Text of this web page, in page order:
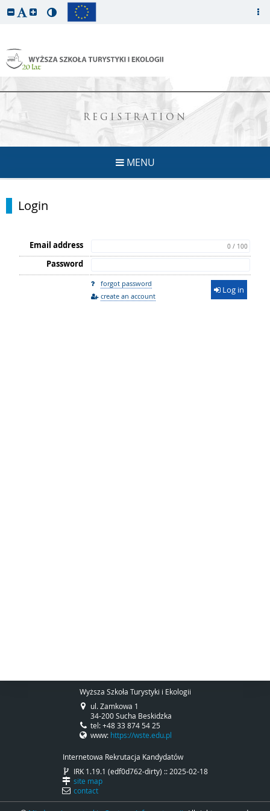
REGISTRATION
MENU
Login
Email address 0 / 100
Password
forgot password
create an account
Log in
Wyższa Szkoła Turystyki i Ekologii
ul. Zamkowa 1
34-200 Sucha Beskidzka
tel: +48 33 874 54 25
www: https://wste.edu.pl
Internetowa Rekrutacja Kandydatów
IRK 1.19.1 (edf0d762-dirty) :: 2025-02-18
site map
contact